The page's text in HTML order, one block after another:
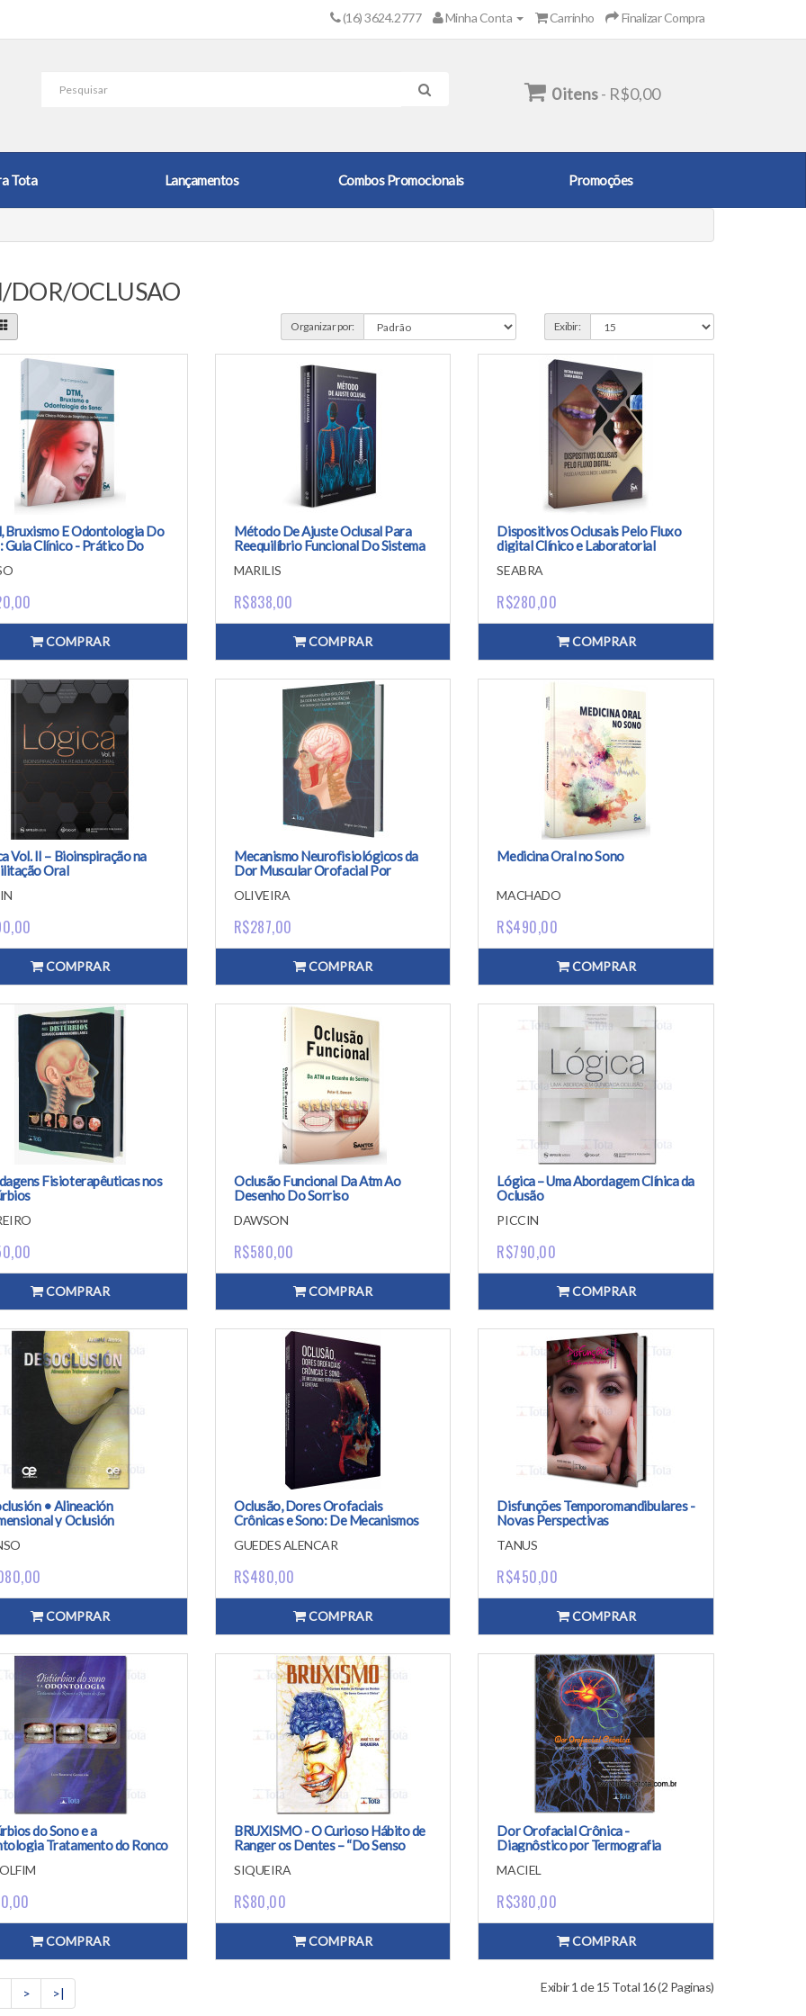
(16) 3624.2777 Minha Conta Carrinho Finalizar Compra
0 itens- R$0,00
Tota Lançamentos Combos Promocionais Promoções
DOR/OCLUSAO
Organizar por: Exibir:
Bruxismo E Odontologia Do
Guia Clínico - Prático Do
COMPRAR
Método De Ajuste Oclusal Para
Reequilíbrio Funcional Do Sistema
MARILIS
R$838,00
COMPRAR
Dispositivos Oclusais Pelo Fluxo
digital Clínico e Laboratorial
SEABRA
R$280,00
COMPRAR
Vol. II – Bioinspiração na
Oral
COMPRAR
Mecanismo Neurofisiológicos da
Dor Muscular Orofacial Por
Guia Clínico
OLIVEIRA
R$287,00
COMPRAR
Medicina Oral no Sono
MACHADO
R$490,00
COMPRAR
Fisioterapêuticas nos
COMPRAR
Oclusão Funcional Da Atm Ao
Desenho Do Sorriso
DAWSON
R$580,00
COMPRAR
Lógica – Uma Abordagem Clínica da
Oclusão
PICCIN
R$790,00
COMPRAR
• Alineación
y Oclusión
COMPRAR
Oclusão, Dores Orofaciais
Crônicas e Sono: De Mecanismos
GUEDES ALENCAR
R$480,00
COMPRAR
Disfunções Temporomandibulares -
Novas Perspectivas
TANUS
R$450,00
COMPRAR
do Sono e a
Tratamento do Ronco
COMPRAR
BRUXISMO - O Curioso Hábito de
Ranger os Dentes – “Do Senso
SIQUEIRA
R$80,00
COMPRAR
Dor Orofacial Crônica -
Diagnôstico por Termografia
MACIEL
R$380,00
COMPRAR
> >| Exibir 1 de 15 Total 16 (2 Paginas)